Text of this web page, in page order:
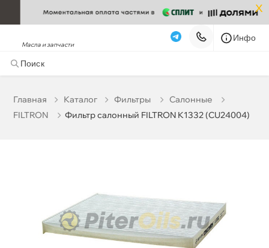
x
Масла и запчасти
Инфо
Главная Катало Фильтры
Салонные
FILTRON
Фильтр салонный FILTRON K1332 (CU24004)
Карта